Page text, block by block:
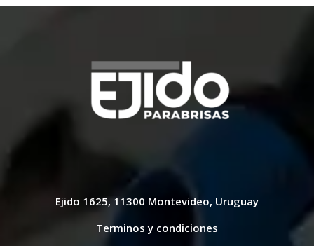
Ejido 1625, 11300 Montevideo, Uruguay
Terminos y condiciones